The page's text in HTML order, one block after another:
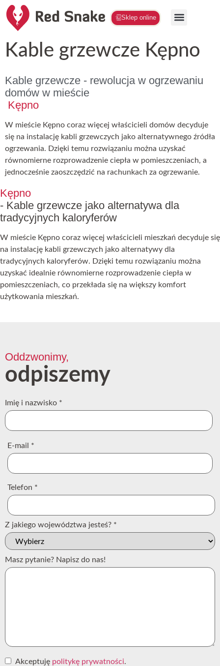
Sklep online
Kable grzewcze Kępno
Kable grzewcze - rewolucja w ogrzewaniu
domów w mieście
Kępno
W mieście Kępno coraz więcej właścicieli domów decyduje
się na instalację kabli grzewczych jako alternatywnego źródła
ogrzewania. Dzięki temu rozwiązaniu można uzyskać
równomierne rozprowadzenie ciepła w pomieszczeniach, a
jednocześnie zaoszczędzić na rachunkach za ogrzewanie.
Kępno
- Kable grzewcze jako alternatywa dla
tradycyjnych kaloryferów
W mieście Kępno coraz więcej właścicieli mieszkań decyduje się
na instalację kabli grzewczych jako alternatywy dla
tradycyjnych kaloryferów. Dzięki temu rozwiązaniu można
uzyskać idealnie równomierne rozprowadzenie ciepła w
pomieszczeniach, co przekłada się na większy komfort
użytkowania mieszkań.
Oddzwonimy,
odpiszemy
Imię i nazwisko *
E-mail *
Telefon *
Z jakiego województwa jesteś? *
Masz pytanie? Napisz do nas!
Akceptuję politykę prywatności.